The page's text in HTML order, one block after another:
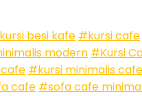
besi kafe #kursi cafe
modern #Kursi
#kursi minimalis cafe
cafe #sofa cafe